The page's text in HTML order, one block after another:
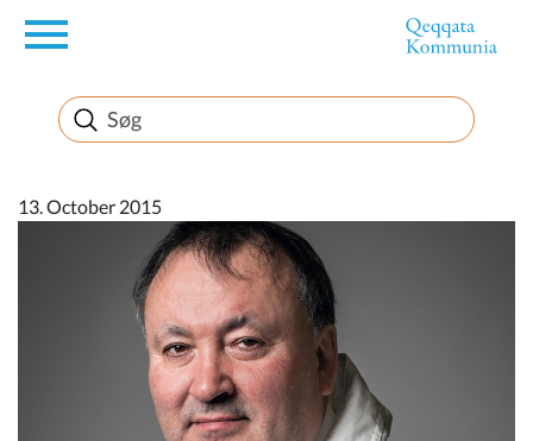
en
Borger
Erhverv
13. October 2015